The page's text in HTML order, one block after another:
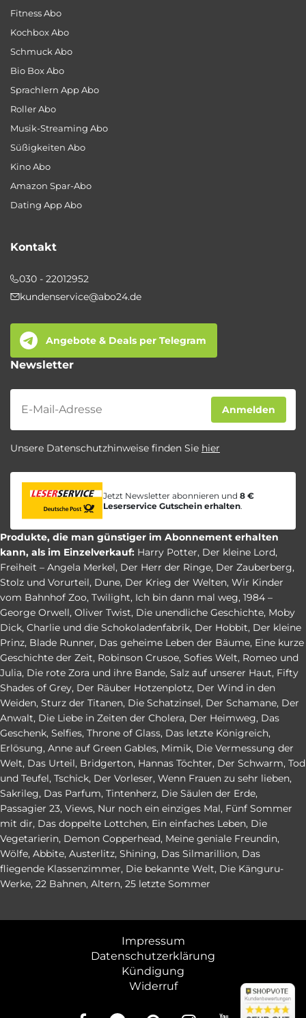
Fitness Abo
Kochbox Abo
Schmuck Abo
Bio Box Abo
Sprachlern App Abo
Roller Abo
Musik-Streaming Abo
Süßigkeiten Abo
Kino Abo
Amazon Spar-Abo
Dating App Abo
Kontakt
030 - 22012952
kundenservice@abo24.de
Angebote & Deals per Telegram
Newsletter
Newsletter
Anmelden
Unsere Datenschutzhinweise finden Sie hier
Jetzt Newsletter abonnieren und 8 €
Leserservice Gutschein erhalten.
Produkte, die man günstiger im Abonnement erhalten
kann, als im Einzelverkauf: Harry Potter, Der kleine Lord,
Freiheit – Angela Merkel, Der Herr der Ringe, Der Zauberberg,
Stolz und Vorurteil, Dune, Der Krieg der Welten, Wir Kinder
vom Bahnhof Zoo, Twilight, Ich bin dann mal weg, 1984 –
George Orwell, Oliver Twist, Die unendliche Geschichte, Moby
Dick, Charlie und die Schokoladenfabrik, Der Hobbit, Der kleine
Prinz, Blade Runner, Das geheime Leben der Bäume, Eine kurze
Geschichte der Zeit, Robinson Crusoe, Sofies Welt, Romeo und
Julia, Die rote Zora und ihre Bande, Salz auf unserer Haut, Fifty
Shades of Grey, Der Räuber Hotzenplotz, Der Wind in den
Weiden, Sturz der Titanen, Die Schatzinsel, Der Schamane, Der
Anwalt, Die Liebe in Zeiten der Cholera, Der Heimweg, Das
Geschenk, Selfies, Throne of Glass, Das letzte Königreich,
Erlösung, Anne auf Green Gables, Mimik, Die Vermessung der
Welt, Das Urteil, Bridgerton, Hannas Töchter, Der Schwarm, Tod
und Teufel, Tschick, Der Vorleser, Wenn Frauen zu sehr lieben,
Sakrileg, Das Parfum, Tintenherz, Die Säulen der Erde,
Passagier 23, Views, Nur noch ein einziges Mal, Fünf Sommer
mit dir, Das doppelte Lottchen, Ein einfaches Leben, Die
Vegetarierin, Demon Copperhead, Meine geniale Freundin,
Wölfe, Abbite, Austerlitz, Shining, Das Silmarillion, Das
fliegende Klassenzimmer, Die bekannte Welt, Die Känguru-
Werke, 22 Bahnen, Altern, 25 letzte Sommer
Impressum
Datenschutzerklärung
Kündigung
Widerruf